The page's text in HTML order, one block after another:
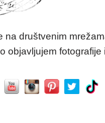
na društvenim
objavljujem fotografije